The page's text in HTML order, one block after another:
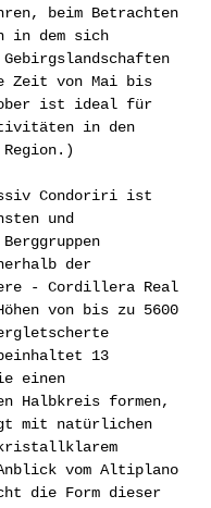
beim Betrachten
in dem sich
Zeit von Mai bis
ist ideal für
in den
Condoriri ist
und
der
- Cordillera Real
von bis zu 5600
13
einen
Halbkreis formen,
mit natürlichen
vom Altiplano
die Form dieser